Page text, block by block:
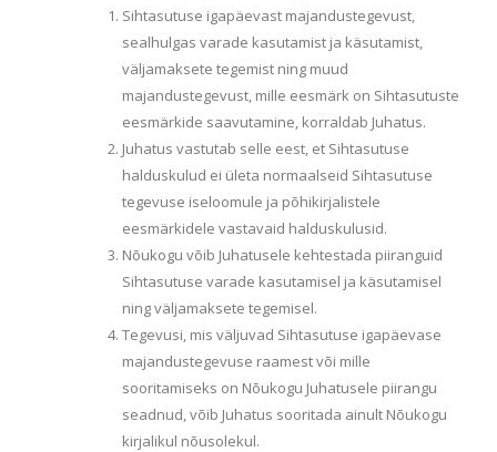
Sihtasutuse igapäevast majandustegevust,
sealhulgas varade kasutamist ja käsutamist,
väljamaksete tegemist ning muud
majandustegevust, mille eesmärk on Sihtasutuste
eesmärkide saavutamine, korraldab Juhatus.
Juhatus vastutab selle eest, et Sihtasutuse
halduskulud ei ületa normaalseid Sihtasutuse
tegevuse iseloomule ja põhikirjalistele
eesmärkidele vastavaid halduskulusid.
Nõukogu võib Juhatusele kehtestada piiranguid
Sihtasutuse varade kasutamisel ja käsutamisel
ning väljamaksete tegemisel.
Tegevusi, mis väljuvad Sihtasutuse igapäevase
majandustegevuse raamest või mille
sooritamiseks on Nõukogu Juhatusele piirangu
seadnud, võib Juhatus sooritada ainult Nõukogu
kirjalikul nõusolekul.